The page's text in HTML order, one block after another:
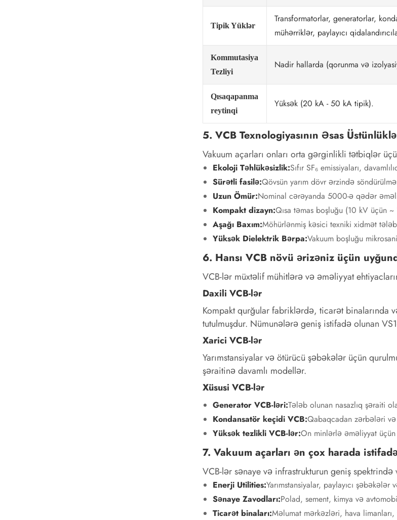
Tipik Yüklər
Transformatorlar, generatorlar,
mühərriklər, paylayıcı
Kommutasiya
Tezliyi
Nadir hallarda (qorunma və
Qısaqapanma
reytinqi
Yüksək (20 kA - 50 kA tipik).
5. VCB Texnologiyasının Əsas
Vakuum açarları onları orta gərginlikli tətbiqlər
Ekoloji Təhlükəsizlik:Sıfır SF₆ emissiyaları,
Sürətli fasilə:Qövsün yarım dövr ərzində
Uzun Ömür:Nominal cərəyanda 5000-ə qədər
Kompakt dizayn:Qısa təmas boşluğu (10 kV üçün
Aşağı Baxım:Möhürlənmiş kəsici texniki xidmət
Yüksək Dielektrik Bərpa:Vakuum boşluğu
6. Hansı VCB növü ərizəniz üçün
VCB-lər müxtəlif mühitlərə və əməliyyat
Daxili VCB-lər
Kompakt qurğular fabriklərdə, ticarət binalarında
tutulmuşdur. Nümunələrə geniş istifadə olunan
Xarici VCB-lər
Yarımstansiyalar və ötürücü şəbəkələr üçün
şəraitinə davamlı modellər.
Xüsusi VCB-lər
Generator VCB-ləri:Tələb olunan nasazlıq şəraiti
Kondansatör keçidi VCB:Qabaqcadan zərbələri
Yüksək tezlikli VCB-lər:On minlərlə əməliyyat
7. Vakuum açarları ən çox harada
VCB-lər sənaye və infrastrukturun geniş
Enerji Utilities:Yarımstansiyalar, paylayıcı şəbəkələr
Sənaye Zavodları:Polad, sement, kimya və
Ticarət binaları:Məlumat mərkəzləri, hava